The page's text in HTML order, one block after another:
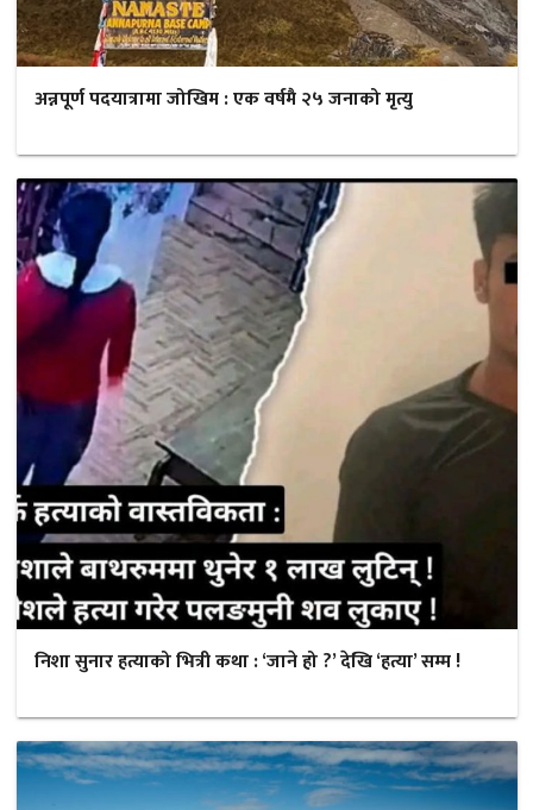
अन्नपूर्ण पदयात्रामा जोखिम : एक वर्षमै २५ जनाको मृत्यु
निशा सुनार हत्याको भित्री कथा : ‘जाने हो ?’ देखि ‘हत्या’ सम्म !